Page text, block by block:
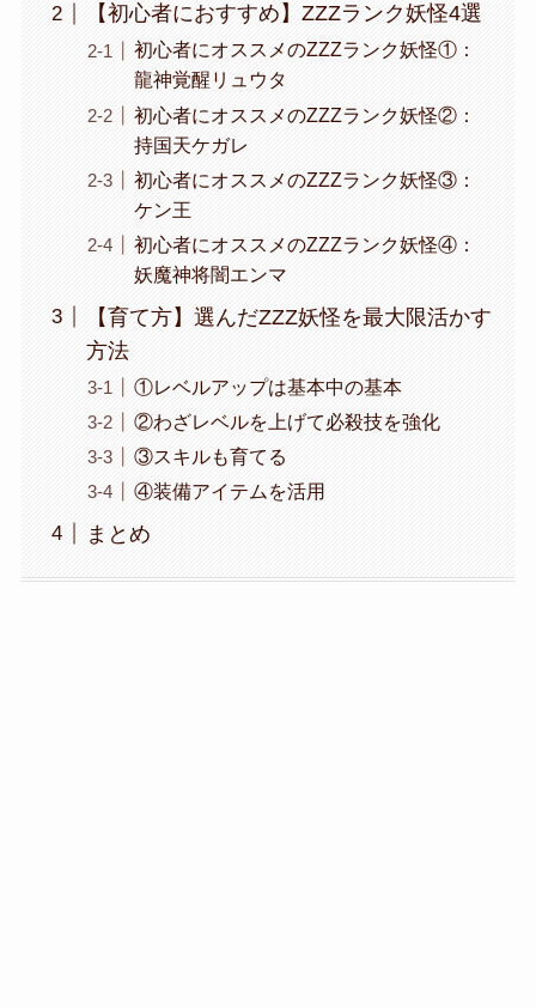
【初心者におすすめ】ZZZランク妖怪4選
初心者にオススメのZZZランク妖怪①：
龍神覚醒リュウタ
初心者にオススメのZZZランク妖怪②：
持国天ケガレ
初心者にオススメのZZZランク妖怪③：
ケン王
初心者にオススメのZZZランク妖怪④：
妖魔神将闇エンマ
【育て方】選んだZZZ妖怪を最大限活かす
方法
①レベルアップは基本中の基本
②わざレベルを上げて必殺技を強化
③スキルも育てる
④装備アイテムを活用
まとめ